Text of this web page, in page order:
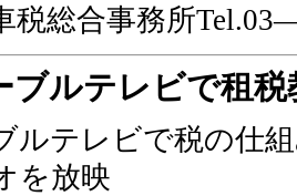
税総合事務所
ブルテレビで租
ルテレビで税の仕
を放映